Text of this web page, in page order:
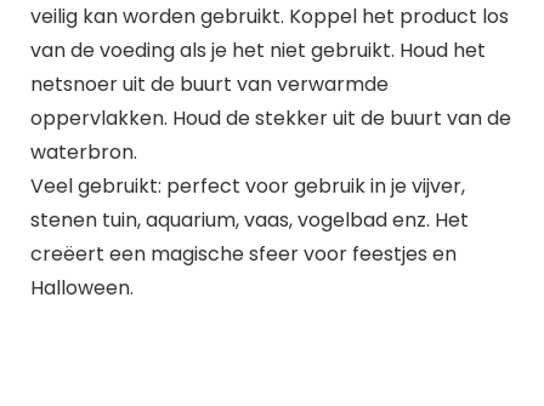
veilig kan worden gebruikt. Koppel het product los
van de voeding als je het niet gebruikt. Houd het
netsnoer uit de buurt van verwarmde
oppervlakken. Houd de stekker uit de buurt van de
waterbron.
Veel gebruikt: perfect voor gebruik in je vijver,
stenen tuin, aquarium, vaas, vogelbad enz. Het
creëert een magische sfeer voor feestjes en
Halloween.